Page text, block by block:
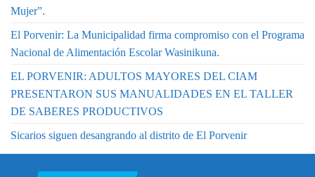
Mujer”.
El Porvenir: La Municipalidad firma compromiso con el Programa
Nacional de Alimentación Escolar Wasinikuna.
EL PORVENIR: ADULTOS MAYORES DEL CIAM
PRESENTARON SUS MANUALIDADES EN EL TALLER
DE SABERES PRODUCTIVOS
Sicarios siguen desangrando al distrito de El Porvenir